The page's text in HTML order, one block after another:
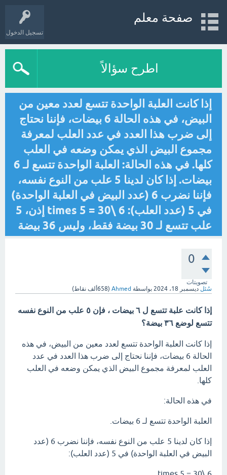
تسجيل الدخول
صفحة معلم
اطرح سؤالاً
إذا كانت العلبة الواحدة تتسع لعدد معين من
البيض، في هذه الحالة 6 بيضات، فإننا نحتاج
إلى ضرب هذا العدد في عدد العلب لمعرفة
مجموع البيض الذي يمكن وضعه في العلب
كلها. في هذه الحالة: العلبة الواحدة تتسع لـ 6
بيضات. إذا كان لدينا 5 علب من النوع نفسه،
فإننا نضرب 6 (عدد البيض في العلبة الواحدة)
في 5 (عدد العلب): 6 \times 5 = 30 إذن، 5
علب تتسع لـ 30 بيضة فقط، وليس 36 بيضة
0
تصويتات
سُئل ديسمبر 18، 2024 بواسطة Ahmed
(658ألف نقاط)
إذا كانت علبة تتسع ل ٦ بيضات ، فإن ٥ علب من النوع نفسه
تتسع لوضع ٣٦ بيضة؟
إذا كانت العلبة الواحدة تتسع لعدد معين من البيض، في هذه
الحالة 6 بيضات، فإننا نحتاج إلى ضرب هذا العدد في عدد
العلب لمعرفة مجموع البيض الذي يمكن وضعه في العلب
كلها.
في هذه الحالة:
العلبة الواحدة تتسع لـ 6 بيضات.
إذا كان لدينا 5 علب من النوع نفسه، فإننا نضرب 6 (عدد
البيض في العلبة الواحدة) في 5 (عدد العلب):